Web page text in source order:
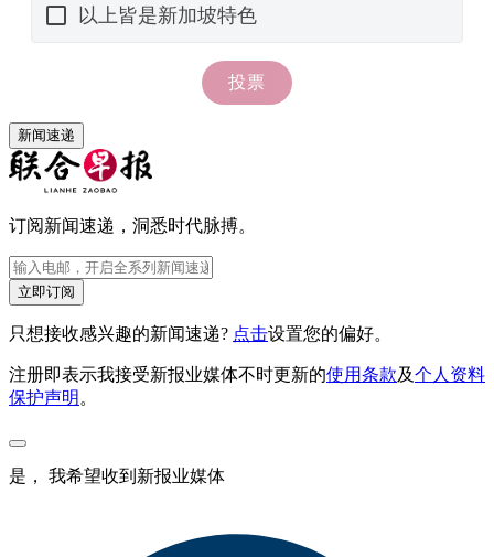
新闻速递
订阅新闻速递，洞悉时代脉搏。
立即订阅
只想接收感兴趣的新闻速递? 点击设置您的偏好。
注册即表示我接受新报业媒体不时更新的使用条款及个人资料
保护声明 。
是， 我希望收到新报业媒体